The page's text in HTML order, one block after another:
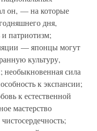
он, — на которые
дня,
патриотизм;
— японцы могут
культуру,
необыкновенная сила
к экспансии;
к естественной
мастерство